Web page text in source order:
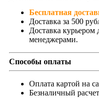
Бесплатная
Доставка за 500
Доставка курьером
менеджерами.
Способы оплаты
Оплата картой на
Безналичный